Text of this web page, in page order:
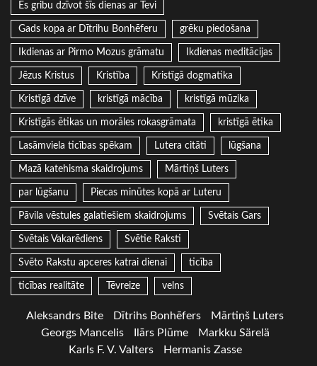
Es gribu dzīvot šīs dienas ar Tevi
Gads kopa ar Dītrihu Bonhēferu grēku piedošana
Ikdienas ar Pirmo Mozus grāmatu Ikdienas meditācijas
Jēzus Kristus Kristība Kristīgā dogmatika
Kristīgā dzīve kristīgā mācība kristīgā mūzika
Kristīgās ētikas un morāles rokasgrāmata kristīgā ētika
Lasāmviela ticības spēkam Lutera citāti lūgšana
Mazā katehisma skaidrojums Mārtiņš Luters
par lūgšanu Piecas minūtes kopā ar Luteru
Pāvila vēstules galatiešiem skaidrojums Svētais Gars
Svētais Vakarēdiens Svētie Raksti
Svēto Rakstu apceres katrai dienai ticība
ticības realitāte Tēvreize velns
Aleksandrs Bite Dītrihs Bonhēfers
Mārtiņš Luters
Georgs Mancelis
Ilārs Plūme
Markku Särelä
Karls F. V. Valters
Hermanis Zasse